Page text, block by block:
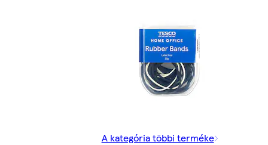
A kategória többi terméke